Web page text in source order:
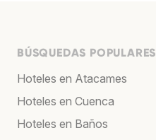
BÚSQUEDAS POPULARES
Hoteles en Atacames
Hoteles en Cuenca
Hoteles en Baños